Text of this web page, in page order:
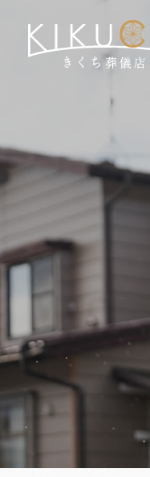
式場の
ご葬儀
葬彩の杜 - 本